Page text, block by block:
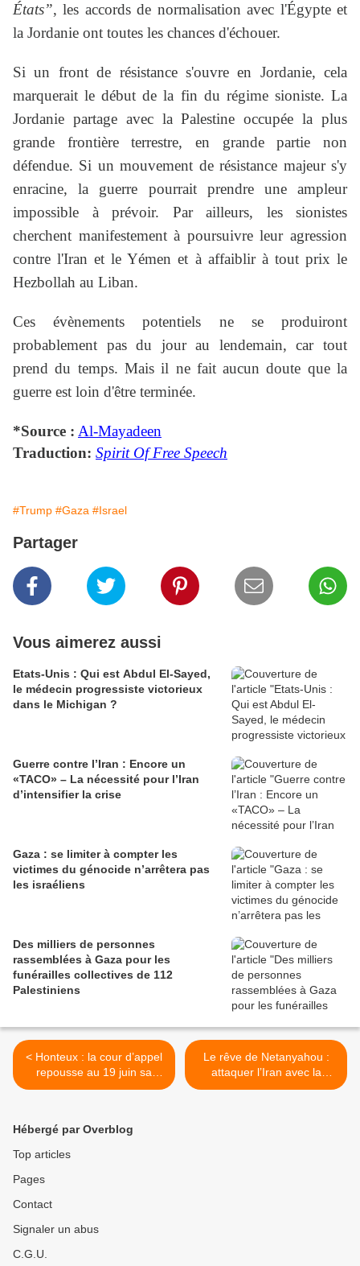
États”, les accords de normalisation avec l'Égypte et
la Jordanie ont toutes les chances d'échouer.
Si un front de résistance s'ouvre en Jordanie, cela
marquerait le début de la fin du régime sioniste. La
Jordanie partage avec la Palestine occupée la plus
grande frontière terrestre, en grande partie non
défendue. Si un mouvement de résistance majeur s'y
enracine, la guerre pourrait prendre une ampleur
impossible à prévoir. Par ailleurs, les sionistes
cherchent manifestement à poursuivre leur agression
contre l'Iran et le Yémen et à affaiblir à tout prix le
Hezbollah au Liban.
Ces évènements potentiels ne se produiront
probablement pas du jour au lendemain, car tout
prend du temps. Mais il ne fait aucun doute que la
guerre est loin d'être terminée.
*Source : Al-Mayadeen
Traduction: Spirit Of Free Speech
#Trump #Gaza #Israel
Partager
Vous aimerez aussi
Etats-Unis : Qui est Abdul El-Sayed,
le médecin progressiste victorieux
dans le Michigan ?
Guerre contre l’Iran : Encore un
«TACO» – La nécessité pour l’Iran
d’intensifier la crise
Gaza : se limiter à compter les
victimes du génocide n’arrêtera pas
les israéliens
Des milliers de personnes
rassemblées à Gaza pour les
funérailles collectives de 112
Palestiniens
< Honteux : la cour d’appel
repousse au 19 juin sa
décision sur la libération de
Le rêve de Netanyahou :
attaquer l’Iran avec la
“mère de toutes les
Hébergé par Overblog
Top articles
Pages
Contact
Signaler un abus
C.G.U.